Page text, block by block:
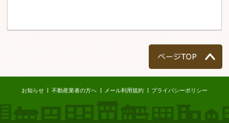
お知らせ 不動産業者の方へ メール利用規約 プライバシーポリシー